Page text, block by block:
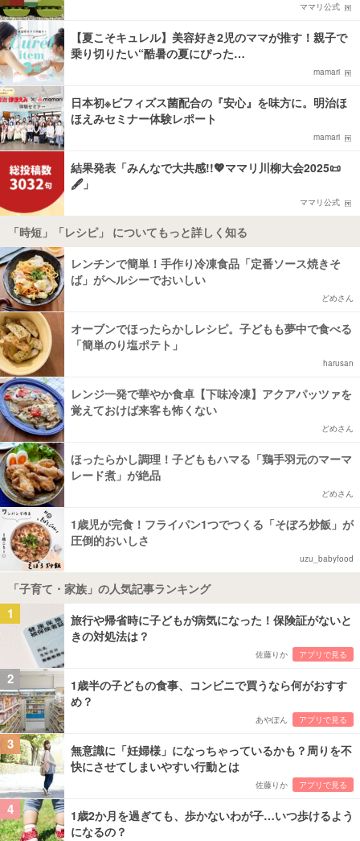
ママリ公式
【夏こそキュレル】美容好き2児のママが推す！親子で
乗り切りたい“酷暑の夏にぴった…
mamari
日本初※ビフィズス菌配合の『安心』を味方に。明治ほ
ほえみセミナー体験レポート
mamari
結果発表「みんなで大共感!!💖ママリ川柳大会2025📜
🖋️」
ママリ公式
「時短」「レシピ」 についてもっと詳しく知る
レンチンで簡単！手作り冷凍食品「定番ソース焼きそ
ば」がヘルシーでおいしい
どめさん
オーブンでほったらかしレシピ。子どもも夢中で食べる
「簡単のり塩ポテト」
harusan
レンジ一発で華やか食卓【下味冷凍】アクアパッツァを
覚えておけば来客も怖くない
どめさん
ほったらかし調理！子どももハマる「鶏手羽元のマーマ
レード煮」が絶品
どめさん
1歳児が完食！フライパン1つでつくる「そぼろ炒飯」が
圧倒的おいしさ
uzu_babyfood
「子育て・家族」の人気記事ランキング
1
旅行や帰省時に子どもが病気になった！保険証がないと
きの対処法は？
佐藤りか アプリで見る
2
1歳半の子どもの食事、コンビニで買うなら何がおすす
め？
あやぽん アプリで見る
3
無意識に「妊婦様」になっちゃっているかも？周りを不
快にさせてしまいやすい行動とは
佐藤りか アプリで見る
4
1歳2か月を過ぎても、歩かないわが子…いつ歩けるよう
になるの？